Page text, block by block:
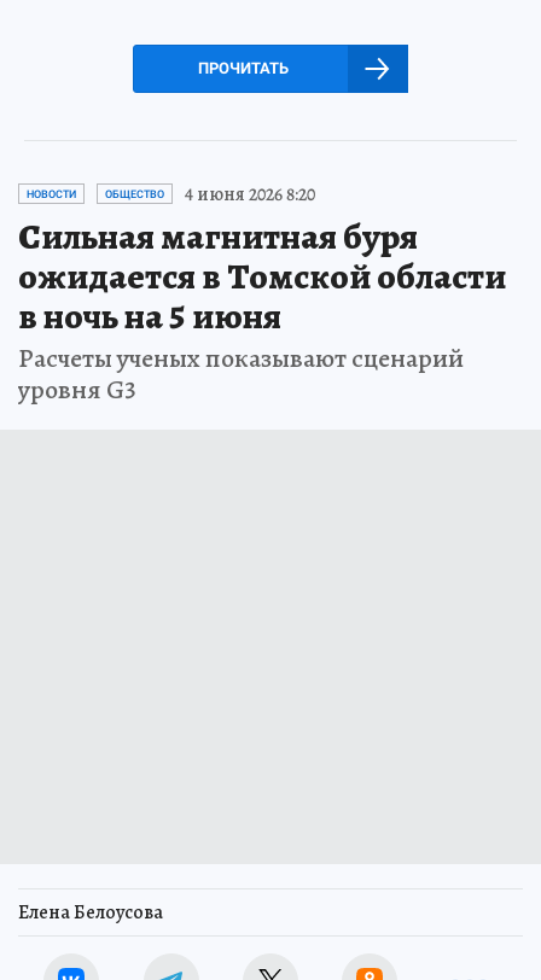
ПРОЧИТАТЬ
НОВОСТИ ОБЩЕСТВО 4 июня 2026 8:20
Сильная магнитная буря
ожидается в Томской области
в ночь на 5 июня
Расчеты ученых показывают сценарий
уровня G3
Елена Белоусова